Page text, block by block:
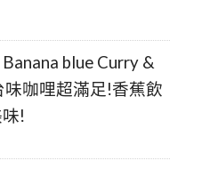
blue Curry &
咖哩超滿足!香蕉飲
!